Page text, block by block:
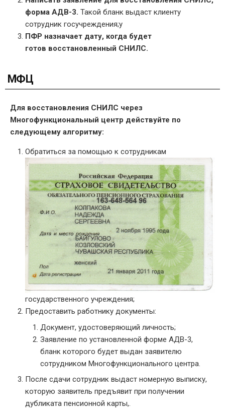
форма АДВ-3. Такой бланк выдаст клиенту
сотрудник госучреждения;у
ПФР назначает дату, когда будет
готов восстановленный СНИЛС.
МФЦ
Для восстановления СНИЛС через
Многофункциональный центр действуйте по
следующему алгоритму:
Обратиться за помощью к сотрудникам
государственного учреждения;
Предоставить работнику документы:
Документ, удостоверяющий личность;
Заявление по установленной форме АДВ-3,
бланк которого будет выдан заявителю
сотрудником Многофункционального центра.
После сдачи сотрудник выдаст номерную выписку,
которую заявитель предъявит при получении
дубликата пенсионной карты,.